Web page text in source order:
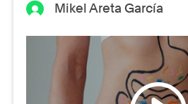
Mikel Areta García